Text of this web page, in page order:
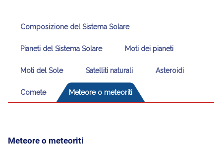
Composizione del Sistema Solare
Pianeti del Sistema Solare Moti dei pianeti
Moti del Sole Satelliti naturali Asteroidi
Comete Meteore o meteoriti
Meteore o meteoriti